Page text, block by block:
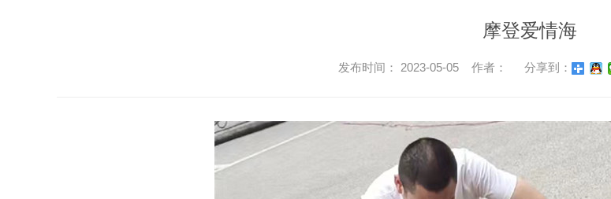
摩登爱情海
发布时间： 2023-05-05 作者： 分享到：